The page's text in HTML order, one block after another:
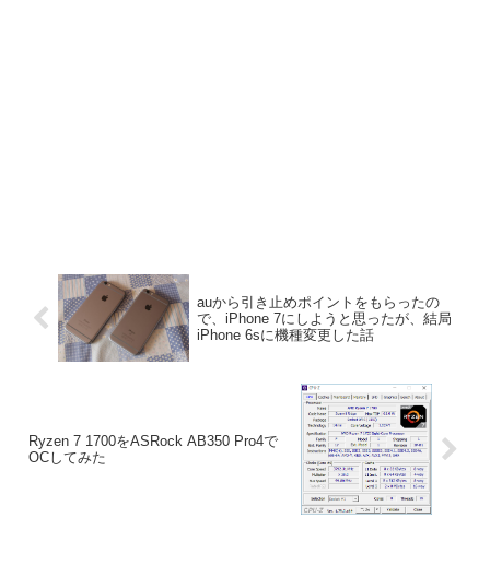
auから引き止めポイントをもらったの
で、iPhone 7にしようと思ったが、結局
iPhone 6sに機種変更した話
Ryzen 7 1700をASRock AB350 Pro4で
OCしてみた